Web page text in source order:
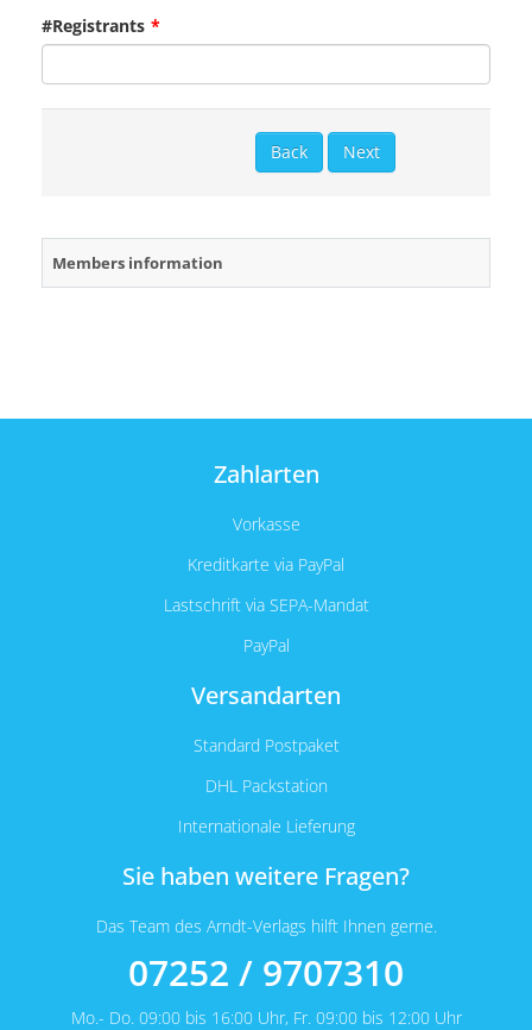
#Registrants *
Members information
Zahlarten
Vorkasse
Kreditkarte via PayPal
Lastschrift via SEPA-Mandat
PayPal
Versandarten
Standard Postpaket
DHL Packstation
Internationale Lieferung
Sie haben weitere Fragen?
Das Team des Arndt-Verlags hilft Ihnen gerne.
07252 / 9707310
Mo.- Do. 09:00 bis 16:00 Uhr, Fr. 09:00 bis 12:00 Uhr